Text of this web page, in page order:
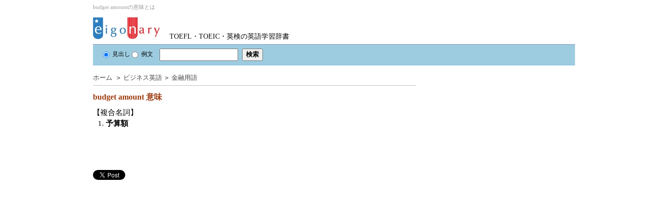
budget amountの意味とは
TOEFL・TOEIC・英検の英語学習辞書
見出し 例文
ホーム ＞ ビジネス英語 ＞ 金融用語
budget amount 意味
【複合名詞】
1. 予算額